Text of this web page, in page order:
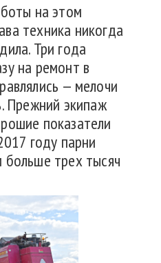
на этом
техника никогда
Три года
на ремонт в
— мелочи
Прежний экипаж
показатели
году парни
трех тысяч